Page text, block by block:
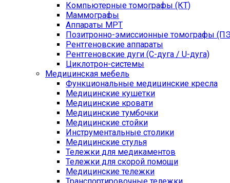
Компьютерные томографы (КТ)
Маммографы
Аппараты МРТ
Позитронно-эмиссионные томографы
Рентгеновские аппараты
Рентгеновские дуги (С-дуга / U-дуга)
Циклотрон-системы
Медицинская мебель
Функциональные медицинские кресла
Медицинские кушетки
Медицинские кровати
Медицинские тумбочки
Медицинские стойки
Инструментальные столики
Медицинские стулья
Тележки для медикаментов
Тележки для скорой помощи
Медицинские тележки